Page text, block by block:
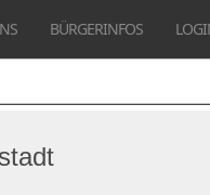
BÜRGERINFOS